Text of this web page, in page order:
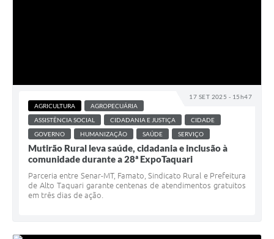
17 SET 2025 - 15h47
AGRICULTURA
AGROPECUÁRIA
ASSISTÊNCIA SOCIAL
CIDADANIA E JUSTIÇA
CIDADE
GOVERNO
HUMANIZAÇÃO SAÚDE SERVIÇO
Mutirão Rural leva saúde, cidadania e inclusão à
comunidade durante a 28ª ExpoTaquari
Parceria entre Senar-MT, Famato, Sindicato Rural e Prefeitura
de Alto Taquari garante centenas de atendimentos gratuitos
em três dias de ação.